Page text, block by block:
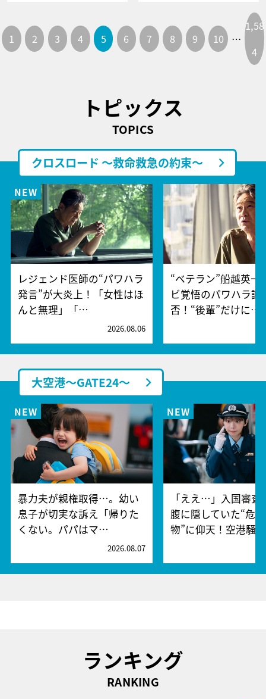
1 2 3 4 5 6 7 8 9 10 …
1,58
4
トピックス
TOPICS
クロスロード ～救命救急の約束～
レジェンド医師の“パワハラ
発言”が大炎上！「女性はほ
んと無理」「…
2026.08.06
“ベテラン”船越英一
ビ覚悟のパワハラ謝
否！“後輩”だけに…
大空港～GATE24～
暴力夫が親権取得…。幼い
息子が切実な訴え「帰りた
くない。パパはマ…
2026.08.07
「ええ…」入国審査
腹に隠していた“危
物”に仰天！空港騒
ランキング
RANKING